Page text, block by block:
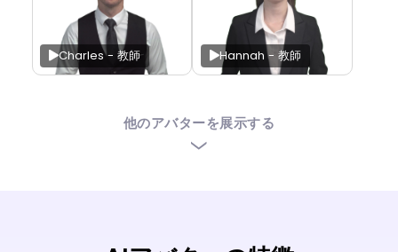
Charles - 教師 Hannah - 教師
他のアバターを展示する